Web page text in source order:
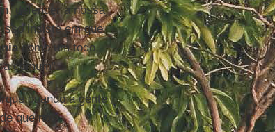
defender a nossa
insiste em que
como um todo,
comum”.
quando a gente
que nós